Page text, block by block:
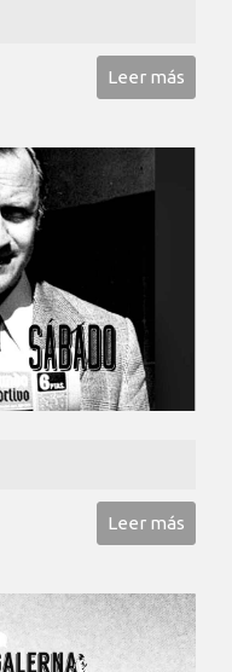
Leer más
Leer más